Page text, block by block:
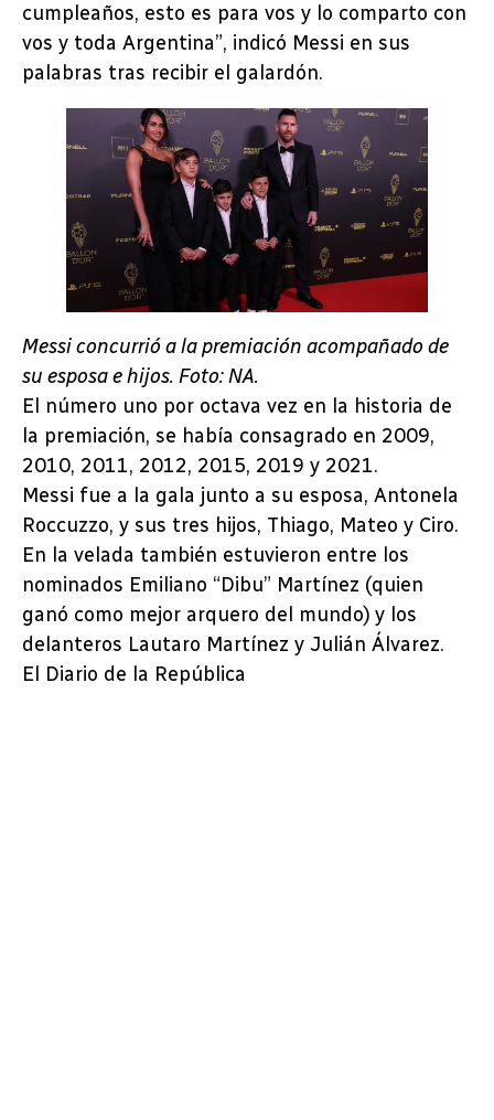
cumpleaños, esto es para vos y lo comparto con
vos y toda Argentina”, indicó Messi en sus
palabras tras recibir el galardón.
Messi concurrió a la premiación acompañado de
su esposa e hijos. Foto: NA.
El número uno por octava vez en la historia de
la premiación, se había consagrado en 2009,
2010, 2011, 2012, 2015, 2019 y 2021.
Messi fue a la gala junto a su esposa, Antonela
Roccuzzo, y sus tres hijos, Thiago, Mateo y Ciro.
En la velada también estuvieron entre los
nominados Emiliano “Dibu” Martínez (quien
ganó como mejor arquero del mundo) y los
delanteros Lautaro Martínez y Julián Álvarez.
El Diario de la República